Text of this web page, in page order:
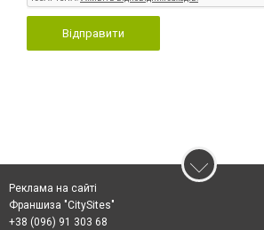
Відправити
Реклама на сайті
Франшиза "CitySites"
+38 (096) 91 303 68